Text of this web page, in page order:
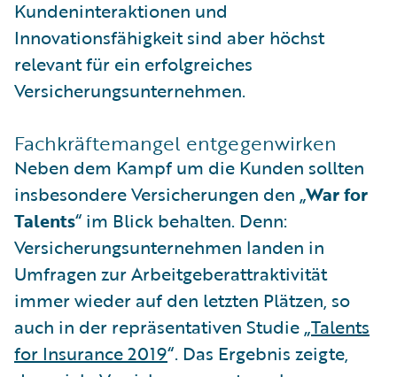
Kundeninteraktionen und
Innovationsfähigkeit sind aber höchst
relevant für ein erfolgreiches
Versicherungsunternehmen.
Fachkräftemangel entgegenwirken
Neben dem Kampf um die Kunden sollten
insbesondere Versicherungen den „War for
Talents“ im Blick behalten. Denn:
Versicherungsunternehmen landen in
Umfragen zur Arbeitgeberattraktivität
immer wieder auf den letzten Plätzen, so
auch in der repräsentativen Studie „Talents
for Insurance 2019“. Das Ergebnis zeigte,